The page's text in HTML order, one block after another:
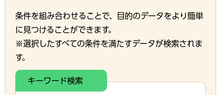
条件を組み合わせることで、目的のデータをより簡単
に見つけることができます。
※選択したすべての条件を満たすデータが検索されま
す。
キーワード検索